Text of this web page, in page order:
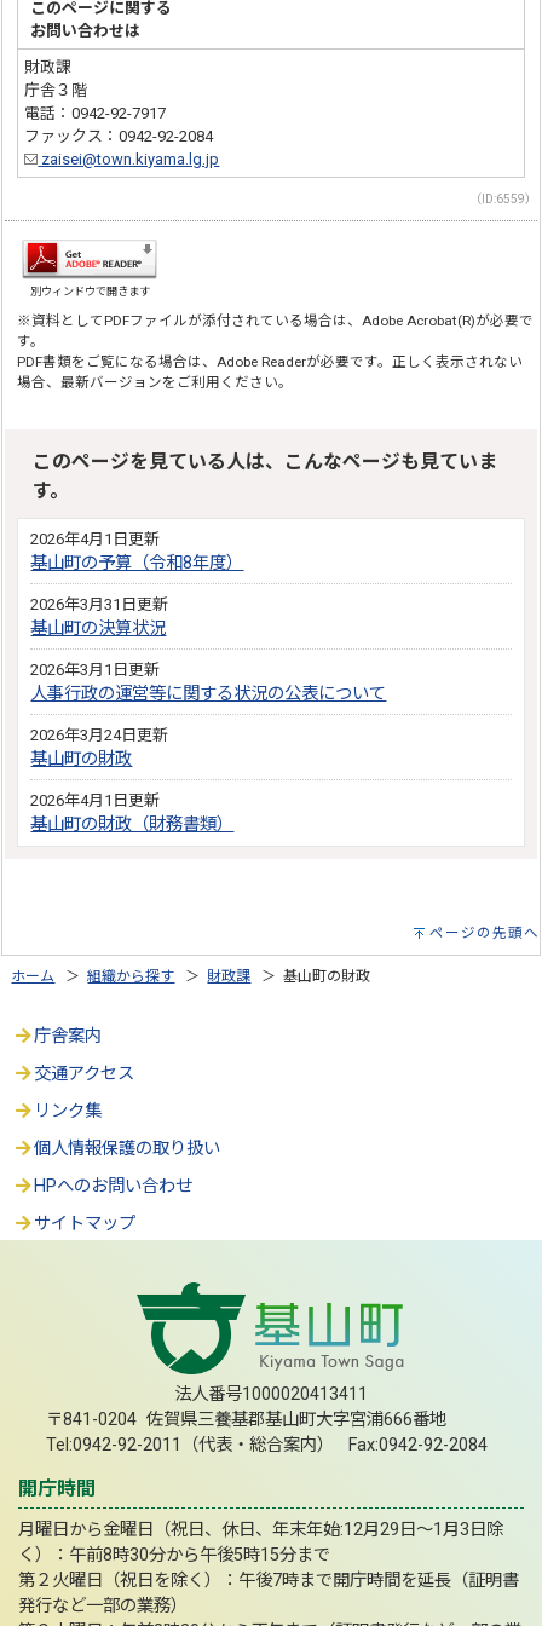
このページに関する
お問い合わせは
財政課
庁舎３階
電話：0942-92-7917
ファックス：0942-92-2084
zaisei@town.kiyama.lg.jp
（ID:6559）
別ウィンドウで開きます
※資料としてPDFファイルが添付されている場合は、Adobe Acrobat(R)が必要で
す。
PDF書類をご覧になる場合は、Adobe Readerが必要です。正しく表示されない
場合、最新バージョンをご利用ください。
このページを見ている人は、こんなページも見ていま
す。
2026年4月1日更新
基山町の予算（令和8年度）
2026年3月31日更新
基山町の決算状況
2026年3月1日更新
人事行政の運営等に関する状況の公表について
2026年3月24日更新
基山町の財政
2026年4月1日更新
基山町の財政（財務書類）
ページの先頭へ
ホーム ＞組織から探す ＞ 財政課 ＞ 基山町の財政
庁舎案内
交通アクセス
リンク集
個人情報保護の取り扱い
HPへのお問い合わせ
サイトマップ
法人番号1000020413411
〒841-0204 佐賀県三養基郡基山町大字宮浦666番地
Tel:0942-92-2011（代表・総合案内） Fax:0942-92-2084
開庁時間
月曜日から金曜日（祝日、休日、年末年始:12月29日～1月3日除
く）：午前8時30分から午後5時15分まで
第２火曜日（祝日を除く）：午後7時まで開庁時間を延長（証明書
発行など一部の業務）